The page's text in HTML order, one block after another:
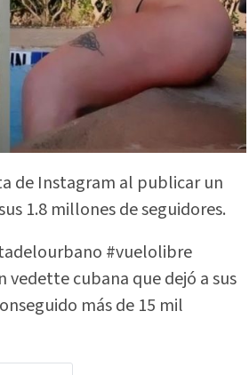
de Instagram al publicar un
1.8 millones de seguidores.
#vuelolibre
cubana que dejó a sus
más de 15 mil